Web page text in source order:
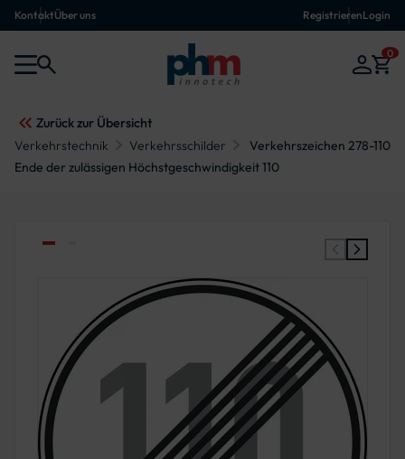
KontaktÜber uns RegistrierenLogin
0
Zurück zur Übersicht
Verkehrstechnik
Verkehrsschilder
Verkehrszeichen 278-110
Ende der zulässigen Höchstgeschwindigkeit 110